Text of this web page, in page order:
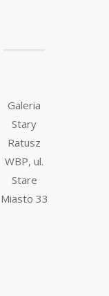
Galeria
Stary
Ratusz
WBP, ul.
Stare
Miasto 33